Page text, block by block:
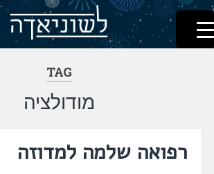
דלג
לתוכן
לשוניאדה
עברית. לשון. שפה
TAG
מודולציה
רפואה שלמה למדוזה